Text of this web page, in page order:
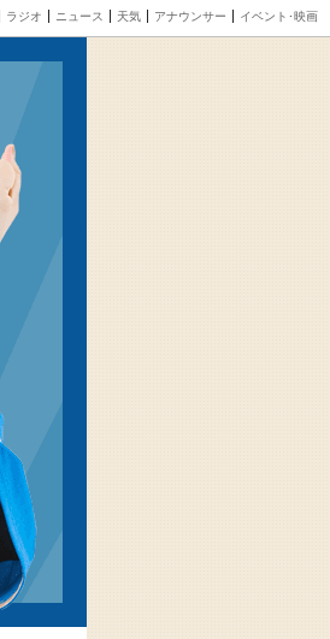
ラジオ ニュース 天気 アナウンサー イベント･映画